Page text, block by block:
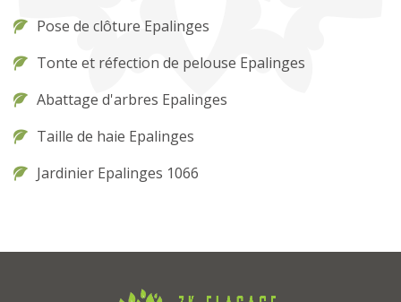
Pose de clôture Epalinges
Tonte et réfection de pelouse Epalinges
Abattage d'arbres Epalinges
Taille de haie Epalinges
Jardinier Epalinges 1066